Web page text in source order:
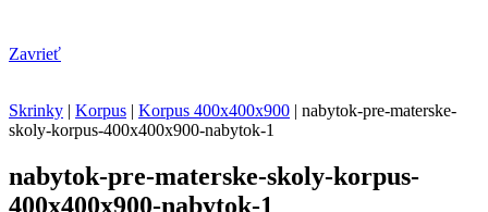
Zavrieť
Skrinky | Korpus | Korpus 400x400x900 | nabytok-pre-materske-
skoly-korpus-400x400x900-nabytok-1
nabytok-pre-materske-skoly-korpus-
400x400x900-nabytok-1